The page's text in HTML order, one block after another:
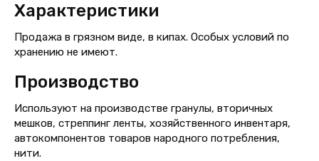
Характеристики
Продажа в грязном виде, в кипах. Особых условий по
хранению не имеют.
Производство
Используют на производстве гранулы, вторичных
мешков, стреппинг ленты, хозяйственного инвентаря,
автокомпонентов товаров народного потребления,
нити.